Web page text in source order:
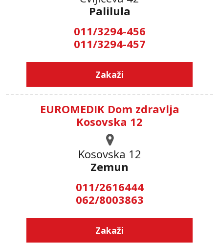
Palilula
011/3294-456
011/3294-457
Zakaži
EUROMEDIK Dom zdravlja
Kosovska 12
Kosovska 12
Zemun
011/2616444
062/8003863
Zakaži